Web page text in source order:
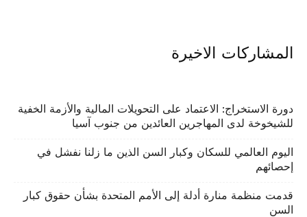
المشاركات الاخيرة
دورة الاستخراج: الاعتماد على التحويلات المالية والأزمة الخفية
للشيخوخة لدى المهاجرين العائدين من جنوب آسيا
اليوم العالمي للسكان وكبار السن الذين ما زلنا نفشل في
إحصائهم
قدمت منظمة منارة أدلة إلى الأمم المتحدة بشأن حقوق كبار
السن